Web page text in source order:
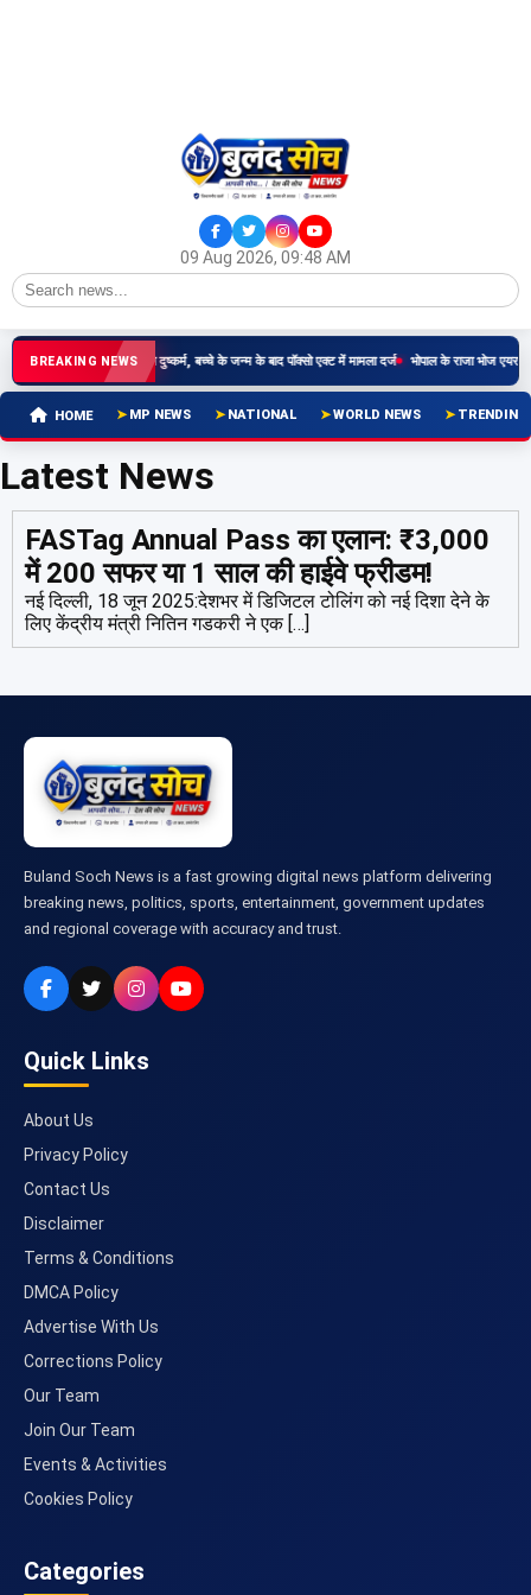
09 Aug 2026, 09:48 AM
BREAKING NEWS
किशोरी से रिश्तेदार ने किया दुष्कर्म, बच्चे के जन्म के बाद पॉक्सो एक्ट में मामला दर्ज भोपाल के राजा भोज
HOME MP NEWS NATIONAL WORLD NEWS TRENDING
Latest News
FASTag Annual Pass का एलान: ₹3,000
में 200 सफर या 1 साल की हाईवे फ्रीडम!
नई दिल्ली, 18 जून 2025:देशभर में डिजिटल टोलिंग को नई दिशा देने के
लिए केंद्रीय मंत्री नितिन गडकरी ने एक […]
Buland Soch News is a fast growing digital news platform delivering
breaking news, politics, sports, entertainment, government updates
and regional coverage with accuracy and trust.
Quick Links
About Us
Privacy Policy
Contact Us
Disclaimer
Terms & Conditions
DMCA Policy
Advertise With Us
Corrections Policy
Our Team
Join Our Team
Events & Activities
Cookies Policy
Categories